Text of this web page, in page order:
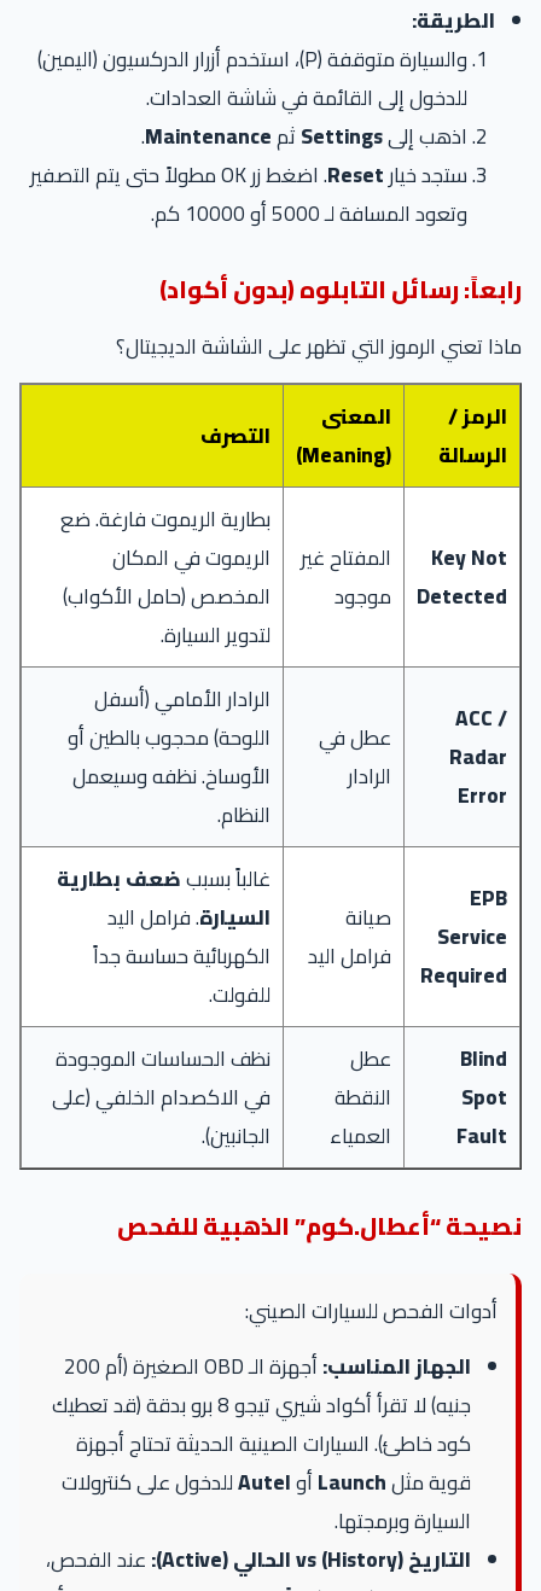
الطريقة:
والسيارة متوقفة (P)، استخدم أزرار الدركسيون (اليمين)
للدخول إلى القائمة في شاشة العدادات.
اذهب إلىSettingsثمMaintenance
.
ستجد خيارReset
. اضغط زر OK مطولاً حتى يتم التصفير
وتعود المسافة لـ 5000 أو 10000 كم.
رابعاً: رسائل التابلوه (بدون أكواد)
ماذا تعني الرموز التي تظهر على الشاشة الديجيتال؟
الرمز /
الرسالة
المعنى
(Meaning)
التصرف
Key Not
Detected
المفتاح غير
موجود
بطارية الريموت فارغة. ضع
الريموت في المكان
المخصص (حامل الأكواب)
لتدوير السيارة.
ACC /
Radar
Error
عطل في
الرادار
الرادار الأمامي (أسفل
اللوحة) محجوب بالطين أو
الأوساخ. نظفه وسيعمل
النظام.
EPB
Service
Required
صيانة
فرامل اليد
غالباً بسببضعف بطارية
السيارة. فرامل اليد
الكهربائية حساسة جداً
للفولت.
Blind
Spot
Fault
عطل
النقطة
العمياء
نظف الحساسات الموجودة
في الاكصدام الخلفي (على
الجانبين).
نصيحة “أعطال.كوم” الذهبية للفحص
أدوات الفحص للسيارات الصيني:
الجهاز المناسب:
أجهزة الـ OBD الصغيرة (أم 200
جنيه) لا تقرأ أكواد شيري تيجو 8 برو بدقة (قد تعطيك
كود خاطئ). السيارات الصينية الحديثة تحتاج أجهزة
قوية مثلLaunchأوAutelللدخول على كنترولات
السيارة وبرمجتها.
التاريخ (History) vs الحالي (Active):
عند الفحص،